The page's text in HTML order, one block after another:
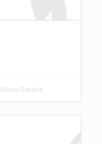
Show Details